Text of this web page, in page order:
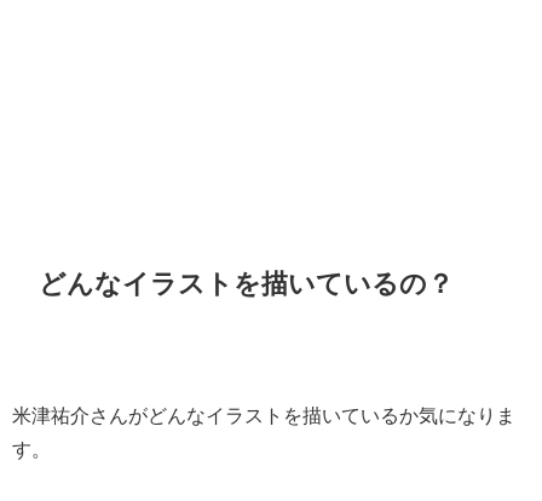
どんなイラストを描いているの？
米津祐介さんがどんなイラストを描いているか気になりま
す。